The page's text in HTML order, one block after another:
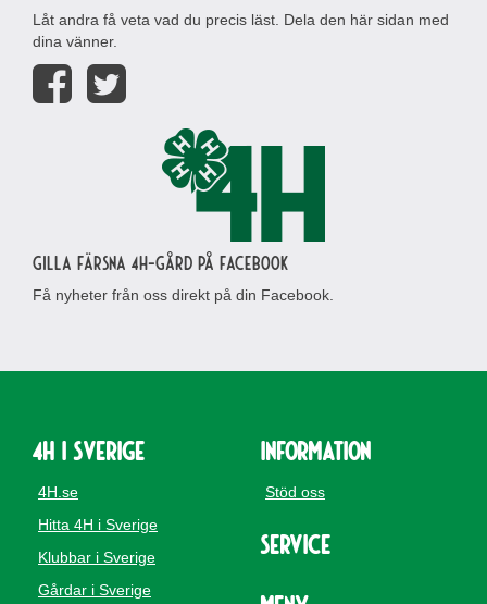
Låt andra få veta vad du precis läst. Dela den här sidan med
dina vänner.
Gilla Färsna 4H-gård på Facebook
Få nyheter från oss direkt på din Facebook.
4H i Sverige
4H.se
Hitta 4H i Sverige
Klubbar i Sverige
Gårdar i Sverige
Information
Stöd oss
Service